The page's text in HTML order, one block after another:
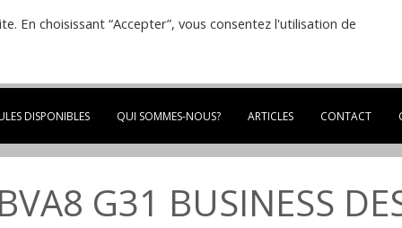
75 19
Du lundi au vendredi de 9:00 à 12:30
DISPONIBLES QUI SOMMES-NOUS? ARTICLES CONTACT
G31 BUSINESS
En choisissant “Accepter”, vous consentez l'utilisation de